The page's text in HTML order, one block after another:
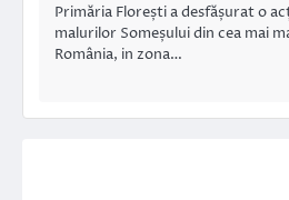
Primăria Florești a desfășurat o
malurilor Someșului din cea mai
România, in zona…